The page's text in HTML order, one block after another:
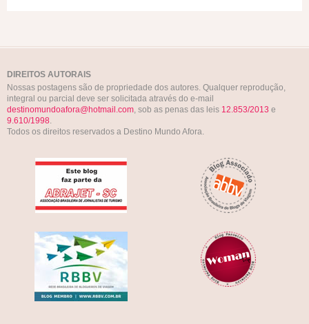
DIREITOS AUTORAIS
Nossas postagens são de propriedade dos autores. Qualquer reprodução,
integral ou parcial deve ser solicitada através do e-mail
destinomundoafora@hotmail.com, sob as penas das leis 12.853/2013 e
9.610/1998.
Todos os direitos reservados a Destino Mundo Afora.